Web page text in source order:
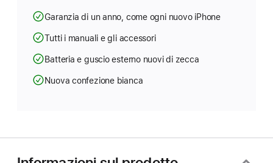
Garanzia di un anno, come ogni nuovo iPhone
Tutti i manuali e gli accessori
Batteria e guscio esterno nuovi di zecca
Nuova confezione bianca